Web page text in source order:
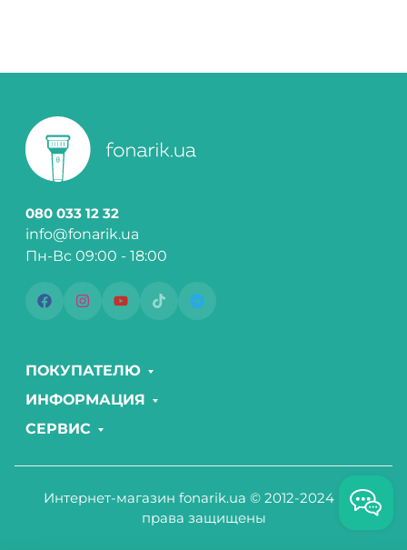
080 033 12 32
info@fonarik.ua
Пн-Вс 09:00 - 18:00
ПОКУПАТЕЛЮ
ИНФОРМАЦИЯ
СЕРВИС
Интернет-магазин fonarik.ua © 2012-2024 Все
права защищены